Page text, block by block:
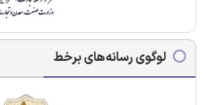
لوگوی رسانه‌های برخط